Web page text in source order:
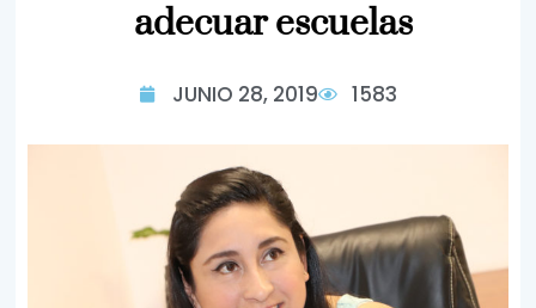
adecuar escuelas
JUNIO 28, 2019 1583